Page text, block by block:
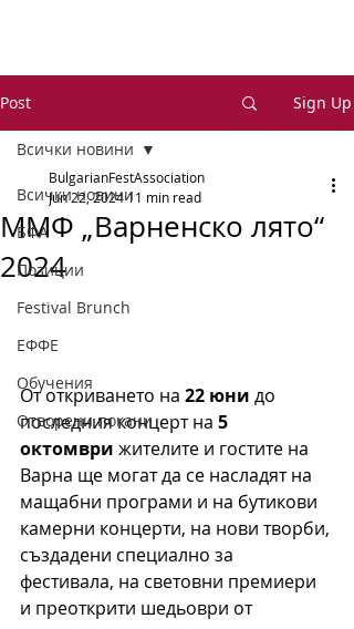
Post Sign Up
Всички новини
БФА
Позиции
Festival Brunch
ЕФФЕ
Обучения
Отворени покани
Всички новини
ММФ „Варненско лято“
2024
BulgarianFestAssociation
Jun 22, 202411 min read
От откриването на 22 юни до
последния концерт на 5
октомври жителите и гостите на
Варна ще могат да се насладят на
мащабни програми и на бутикови
камерни концерти, на нови творби,
създадени специално за
фестивала, на световни премиери
и преоткрити шедьоври от